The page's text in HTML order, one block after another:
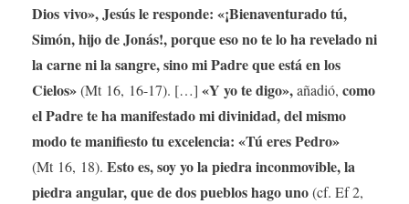
Dios vivo», Jesús le responde: «¡Bienaventurado tú,
Simón, hijo de Jonás!, porque eso no te lo ha revelado ni
la carne ni la sangre, sino mi Padre que está en los
Cielos»(Mt 16, 16-17). […] «Y yo te digo»,añadió, como
el Padre te ha manifestado mi divinidad, del mismo
modo te manifiesto tu excelencia: «Tú eres Pedro»
(Mt 16, 18). Esto es, soy yo la piedra inconmovible, la
piedra angular, que de dos pueblos hago uno(cf. Ef 2,